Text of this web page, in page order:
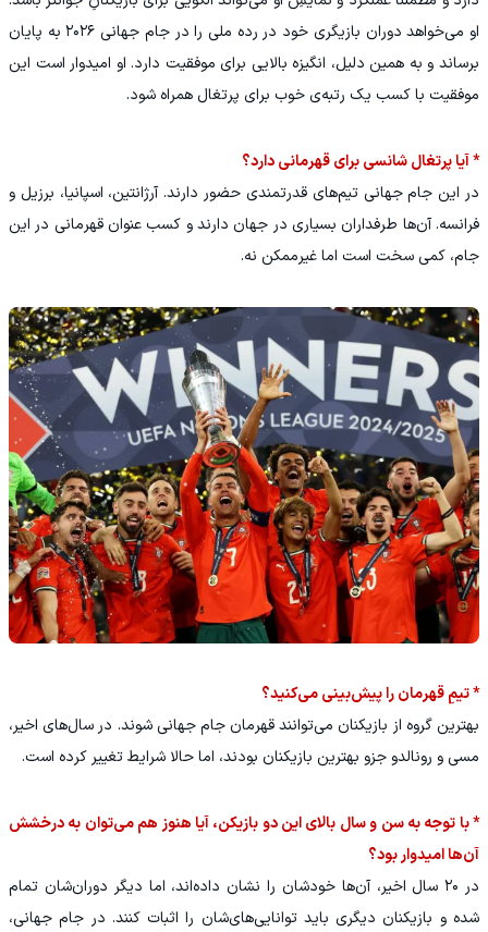
او می‌خواهد دوران بازیگری خود در رده ملی را در جام جهانی ۲۰۲۶ به پایان
برساند و به همین دلیل، انگیزه بالایی برای موفقیت دارد. او امیدوار است این
موفقیت با کسب یک رتبه‌ی خوب برای پرتغال همراه شود.
* آیا پرتغال شانسی برای قهرمانی دارد؟
در این جام جهانی تیم‌های قدرتمندی حضور دارند. آرژانتین، اسپانیا، برزیل و
فرانسه. آن‌ها طرفداران بسیاری در جهان دارند و کسب عنوان قهرمانی در این
جام، کمی سخت است اما غیرممکن نه.
* تیمِ قهرمان را پیش‌بینی می‌کنید؟
بهترین گروه از بازیکنان می‌توانند قهرمان جام جهانی شوند. در سال‌های اخیر،
مسی و رونالدو جزو بهترین بازیکنان بودند، اما حالا شرایط تغییر کرده است.
* با توجه به سن و سال بالای این دو بازیکن، آیا هنوز هم می‌توان به درخشش
آن‌ها امیدوار بود؟
در ۲۰ سال اخیر، آن‌ها خودشان را نشان داده‌اند، اما دیگر دوران‌شان تمام
شده و بازیکنان دیگری باید توانایی‌های‌شان را اثبات کنند. در جام جهانی،